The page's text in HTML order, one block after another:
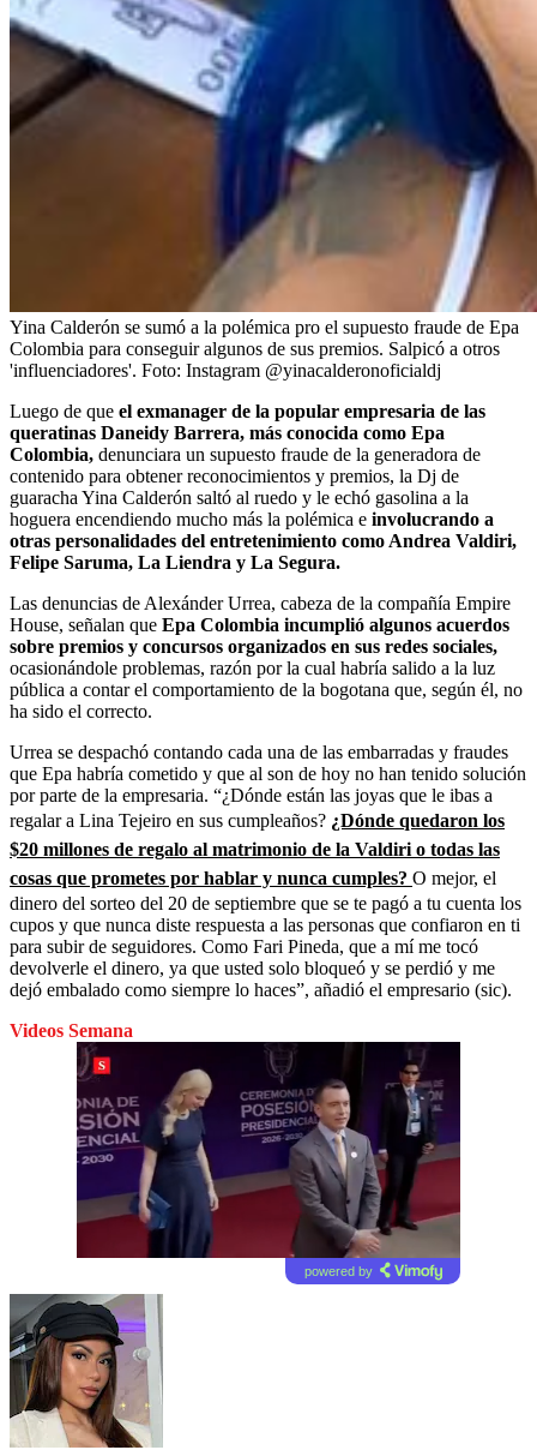
Yina Calderón se sumó a la polémica pro el supuesto fraude de Epa
Colombia para conseguir algunos de sus premios. Salpicó a otros
'influenciadores'. Foto: Instagram @yinacalderonoficialdj
Luego de que el exmanager de la popular empresaria de las
queratinas Daneidy Barrera, más conocida como Epa
Colombia, denunciara un supuesto fraude de la generadora de
contenido para obtener reconocimientos y premios, la Dj de
guaracha Yina Calderón saltó al ruedo y le echó gasolina a la
hoguera encendiendo mucho más la polémica e involucrando a
otras personalidades del entretenimiento como Andrea Valdiri,
Felipe Saruma, La Liendra y La Segura.
Las denuncias de Alexánder Urrea, cabeza de la compañía Empire
House, señalan que Epa Colombia incumplió algunos acuerdos
sobre premios y concursos organizados en sus redes sociales,
ocasionándole problemas, razón por la cual habría salido a la luz
pública a contar el comportamiento de la bogotana que, según él, no
ha sido el correcto.
Urrea se despachó contando cada una de las embarradas y fraudes
que Epa habría cometido y que al son de hoy no han tenido solución
por parte de la empresaria. “¿Dónde están las joyas que le ibas a
regalar a Lina Tejeiro en sus cumpleaños? ¿Dónde quedaron los
$20 millones de regalo al matrimonio de la Valdiri o todas las
cosas que prometes por hablar y nunca cumples? O mejor, el
dinero del sorteo del 20 de septiembre que se te pagó a tu cuenta los
cupos y que nunca diste respuesta a las personas que confiaron en ti
para subir de seguidores. Como Fari Pineda, que a mí me tocó
devolverle el dinero, ya que usted solo bloqueó y se perdió y me
dejó embalado como siempre lo haces”, añadió el empresario (sic).
Videos Semana
powered by